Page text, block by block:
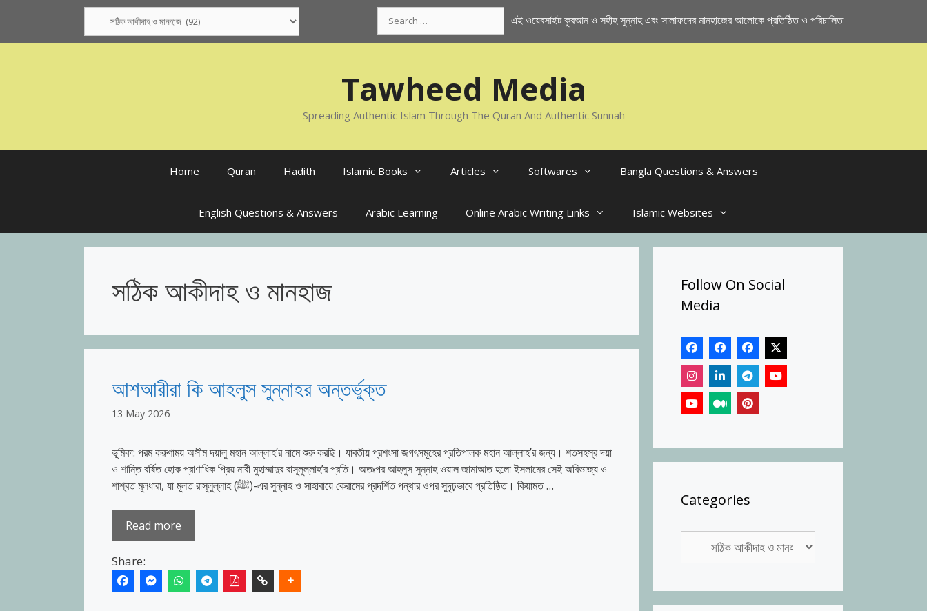
content
for:
এই ওয়েবসাইট কুরআন ও সহীহ সুন্নাহ এবং সালাফদের মানহাজের আলোকে প্রতিষ্ঠিত ও পরিচালিত
Tawheed Media
Spreading Authentic Islam Through The Quran And Authentic Sunnah
Home Quran Hadith Islamic Books Articles Softwares Bangla Questions & Answers
English Questions & Answers Arabic Learning Online Arabic Writing Links Islamic Websites
সঠিক আকীদাহ ও মানহাজ
আশআরীরা কি আহলুস সুন্নাহর অন্তর্ভুক্ত
13 May 2026
ভূমিকা: পরম করুণাময় অসীম দয়ালু মহান আল্লাহ’র নামে শুরু করছি। যাবতীয় প্রশংসা জগৎসমূহের প্রতিপালক মহান আল্লাহ’র জন্য। শতসহস্র দয়া
ও শান্তি বর্ষিত হোক প্রাণাধিক প্রিয় নাবী মুহাম্মাদুর রাসূলুল্লাহ’র প্রতি। অতঃপর আহলুস সুন্নাহ ওয়াল জামাআত হলো ইসলামের সেই অবিভাজ্য ও
শাশ্বত মূলধারা, যা মূলত রাসূলুল্লাহ (ﷺ)-এর সুন্নাহ ও সাহাবায়ে কেরামের প্রদর্শিত পন্থার ওপর সুদৃঢ়ভাবে প্রতিষ্ঠিত। কিয়ামত …
Read more
Share:
Follow On Social
Media
Categories
Categories